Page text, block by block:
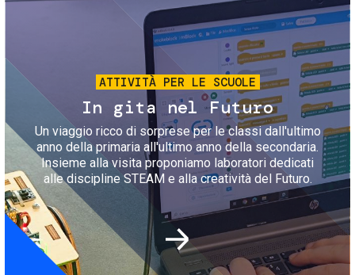
Immagine
ATTIVITÀ PER LE SCUOLE
In gita nel Futuro
Un viaggio ricco di sorprese per le classi dall'ultimo
anno della primaria all'ultimo anno della secondaria.
Insieme alla visita proponiamo laboratori dedicati
alle discipline STEAM e alla creatività del Futuro.